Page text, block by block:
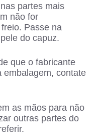
partes mais
não for
Passe na
do capuz.
que o fabricante
embalagem, contate
as mãos para não
outras partes do